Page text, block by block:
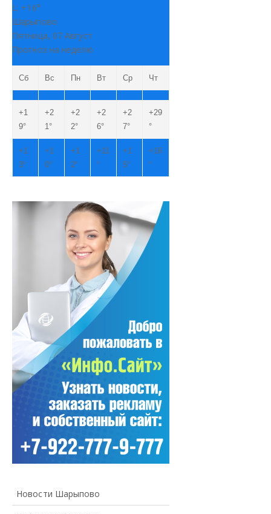
L: +16°
Шарыпово
Пятница, 07 Август
Прогноз на неделю
Сб Вс Пн Вт Ср Чт
+1
9°
+2
1°
+2
2°
+2
6°
+2
7°
+29
°
+1
3°
+1
0°
+1
2°
+11
°
+1
5°
+16
°
Новости Шарыпово